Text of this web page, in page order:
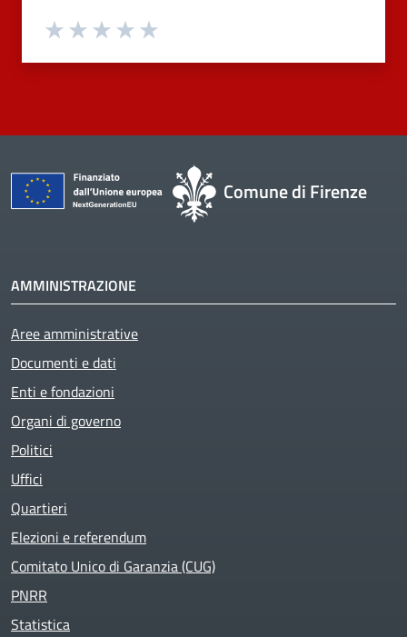
Valuta 4 stelle su 5
Valuta 3 stelle su 5
Valuta 2 stelle su 5
Valuta 1 stelle su 5
Comune di Firenze
AMMINISTRAZIONE
Aree amministrative
Documenti e dati
Enti e fondazioni
Organi di governo
Politici
Uffici
Quartieri
Elezioni e referendum
Comitato Unico di Garanzia (CUG)
PNRR
Statistica